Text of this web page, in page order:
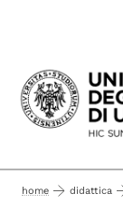
Passa
home didattica